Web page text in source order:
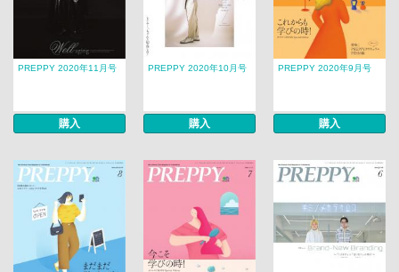
PREPPY 2020年11月号
購入
PREPPY 2020年10月号
購入
PREPPY 2020年9月号
購入